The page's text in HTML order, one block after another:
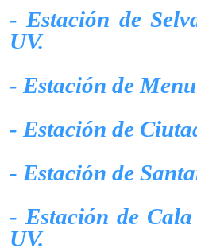
- Estación de
UV.
- Estación de
- Estación de
- Estación de
- Estación de
UV.